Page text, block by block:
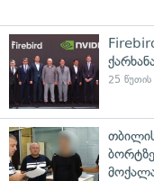
25 წუთის